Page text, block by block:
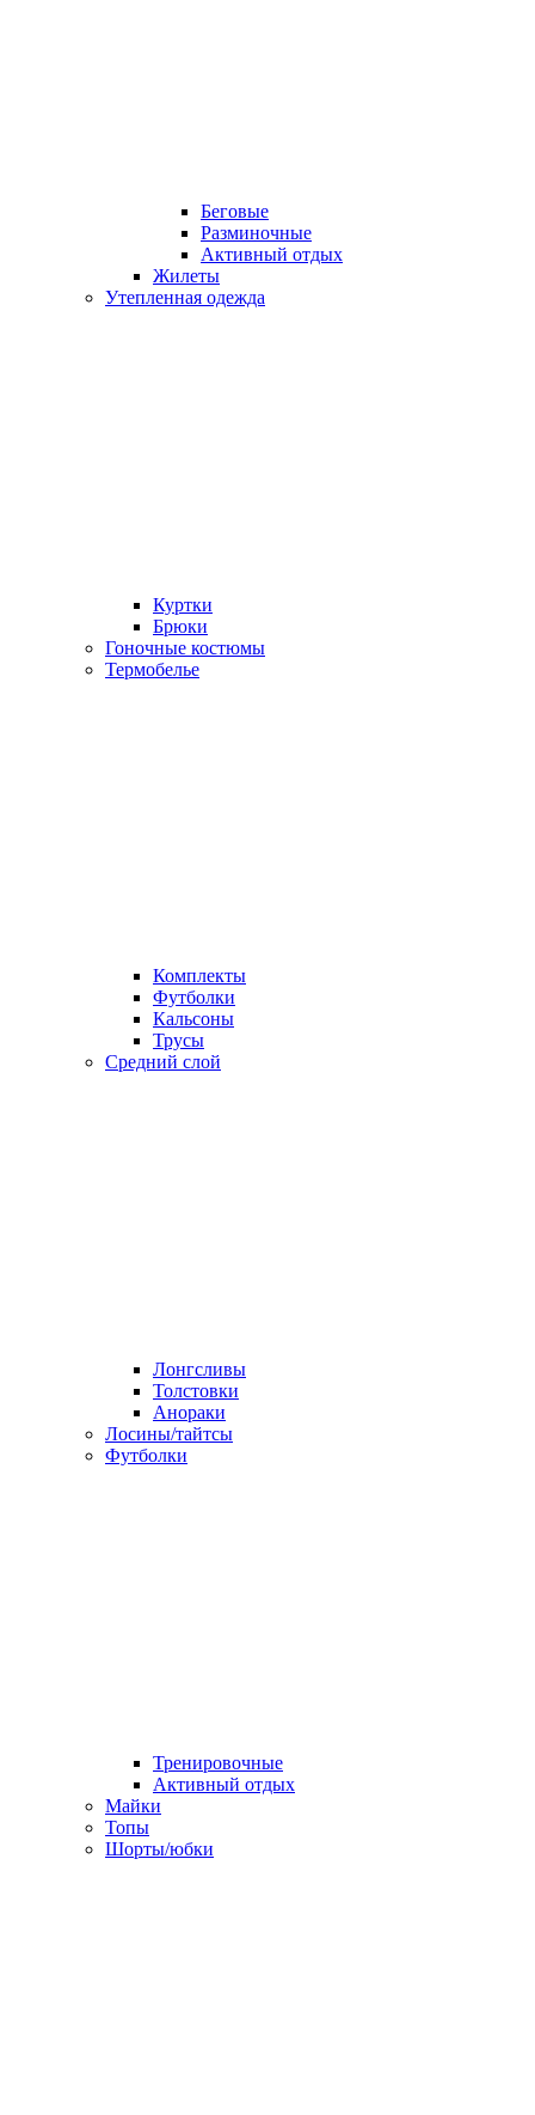
Беговые
Разминочные
Активный отдых
Жилеты
Утепленная одежда
Куртки
Брюки
Гоночные костюмы
Термобелье
Комплекты
Футболки
Кальсоны
Трусы
Средний слой
Лонгсливы
Толстовки
Анораки
Лосины/тайтсы
Футболки
Тренировочные
Активный отдых
Майки
Топы
Шорты/юбки